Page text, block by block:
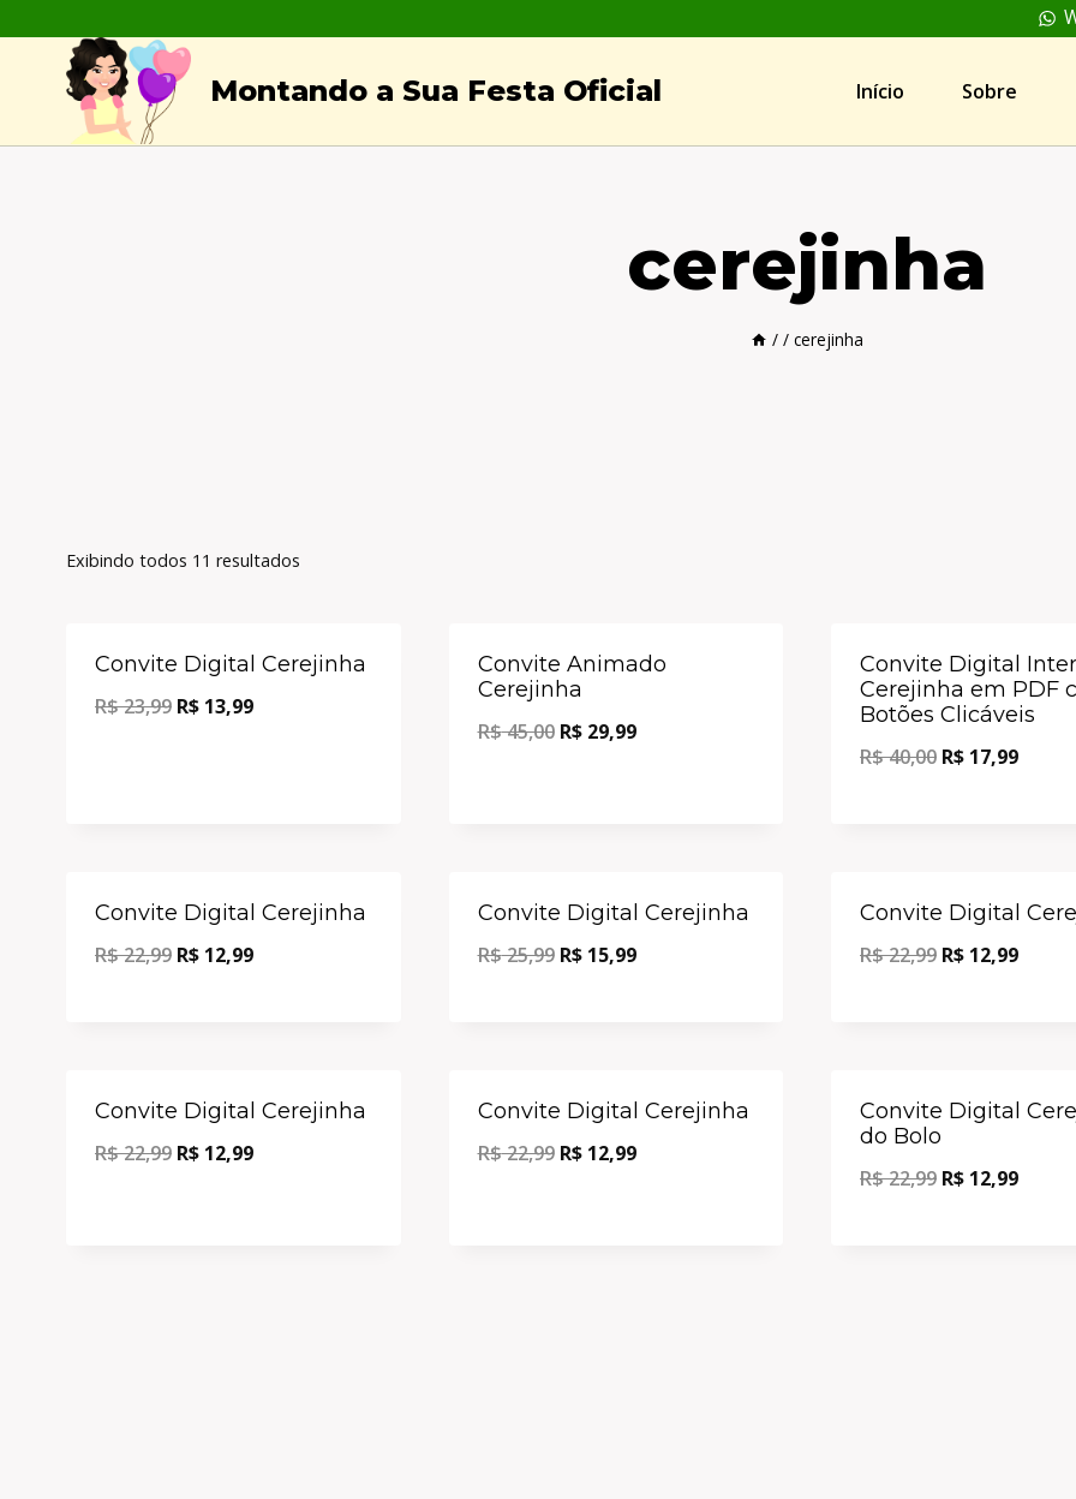
content
Montando a Sua Festa Oficial Início Sobre
cerejinha
/ / cerejinha
Exibindo todos 11 resultados
Convite Digital Cerejinha
R$23,99 R$ 13,99
Convite Animado
Cerejinha
R$45,00 R$29,99
Convite Digital
Cerejinha em PDF
Botões Clicáveis
R$40,00 R$ 17,99
Convite Digital Cerejinha
R$22,99 R$ 12,99
Convite Digital Cerejinha
R$25,99 R$15,99
Convite Digital
R$22,99 R$ 12,99
Convite Digital Cerejinha
R$22,99 R$ 12,99
Convite Digital Cerejinha
R$22,99 R$12,99
Convite Digital
do Bolo
R$22,99 R$ 12,99